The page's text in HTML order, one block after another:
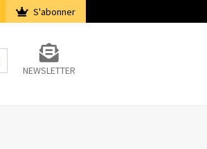
S'abonner
NEWSLETTER